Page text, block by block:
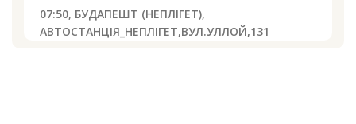
07:50, БУДАПЕШТ (НЕПЛІГЕТ),
АВТОСТАНЦІЯ_НЕПЛІГЕТ,ВУЛ.УЛЛОЙ,131